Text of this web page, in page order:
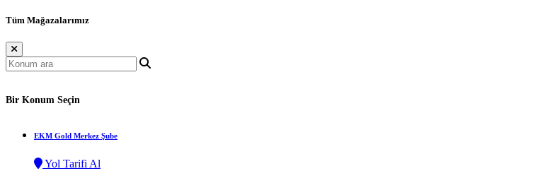
Tüm Mağazalarımız
Bir Konum Seçin
EKM Gold Merkez Şube
Yol Tarifi Al